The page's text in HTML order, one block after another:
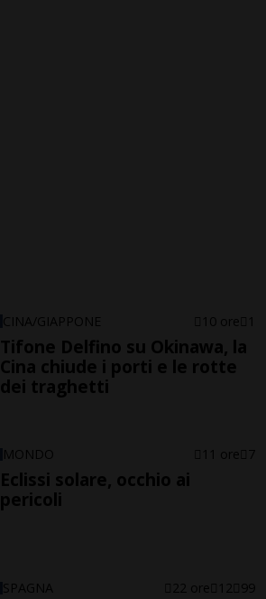
CINA/GIAPPONE 10 ore 1
Tifone Delfino su Okinawa, la
Cina chiude i porti e le rotte
dei traghetti
MONDO 11 ore 7
Eclissi solare, occhio ai
pericoli
SPAGNA 22 ore 12 99